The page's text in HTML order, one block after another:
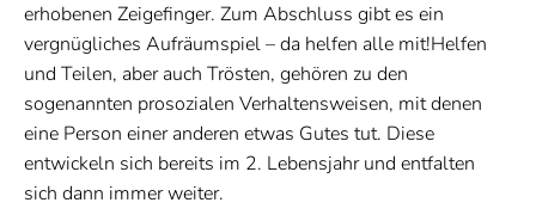
erhobenen Zeigefinger. Zum Abschluss gibt es ein
vergnügliches Aufräumspiel – da helfen alle mit!Helfen
und Teilen, aber auch Trösten, gehören zu den
sogenannten prosozialen Verhaltensweisen, mit denen
eine Person einer anderen etwas Gutes tut. Diese
entwickeln sich bereits im 2. Lebensjahr und entfalten
sich dann immer weiter.